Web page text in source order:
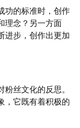
功的标准时，创作
理念？另一方面
进步，创作出更加
丝文化的反思。
，它既有着积极的